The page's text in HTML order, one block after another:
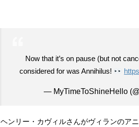
Now that it’s on pause (but not
considered for was Annihilus!
— MyTimeToShineHello
ヘンリー・カヴィルさんがヴィランのア